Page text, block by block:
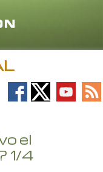
Regiones/Idiomas
Follow
on
Follow
on
Follow
on
on
el
1/4